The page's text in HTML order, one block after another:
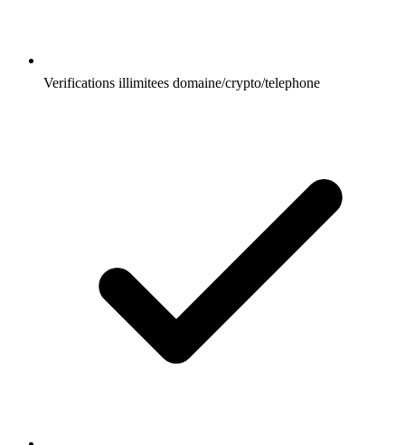
Verifications illimitees domaine/crypto/telephone